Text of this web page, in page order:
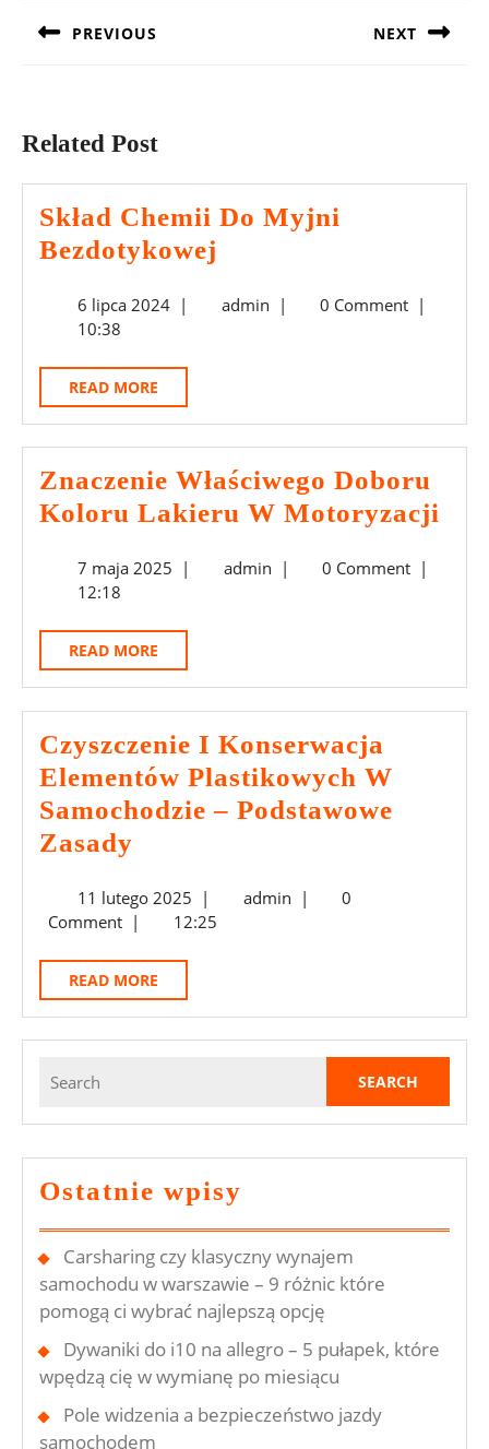
PREVIOUS NEXT
Related Post
Skład Chemii Do Myjni
Bezdotykowej
Do
6 lipca 20246 | adminadmin
| 0 Comment |
10:38
READ MORE
MORE
Znaczenie Właściwego Doboru
Koloru Lakieru W Motoryzacji
7 maja 20257 | adminadmin
| 0 Comment |
12:18
READ MORE
MORE
Czyszczenie I Konserwacja
Elementów Plastikowych W
Samochodzie – Podstawowe
Zasady
Konserwacja
Elementów
Plastikowych
W
Samochodzie
11 lutego 202511
lutego
| adminadmin
|
0
Comment | 12:25
READ MORE
MORE
for:
Ostatnie wpisy
Carsharing czy klasyczny wynajem
samochodu w warszawie – 9 różnic które
pomogą ci wybrać najlepszą opcję
Dywaniki do i10 na allegro – 5 pułapek, które
wpędzą cię w wymianę po miesiącu
Pole widzenia a bezpieczeństwo jazdy
samochodem